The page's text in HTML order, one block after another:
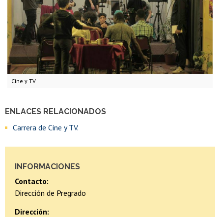
Cine y TV
ENLACES RELACIONADOS
Carrera de Cine y TV.
INFORMACIONES
Contacto:
Dirección de Pregrado
Dirección: